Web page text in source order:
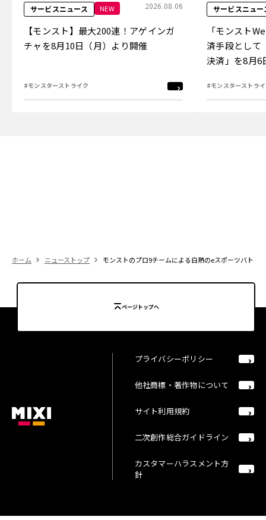
サービスニュース NEW 2026.08.06
【モンスト】最大200連！アゲインガ
チャを8月10日（月）より開催
#モンスターストライク
サービスニュー
「モンスト
済手段として
決済」を8月6
#モンスターストラ
ホーム ニューストップ モンストのプロ9チームによる白熱のeスポーツバトル
ページトップへ
プライバシーポリシー
他社商標・著作物について
サイト利用規約
二次創作総合ガイドライン
カスタマーハラスメント方
針